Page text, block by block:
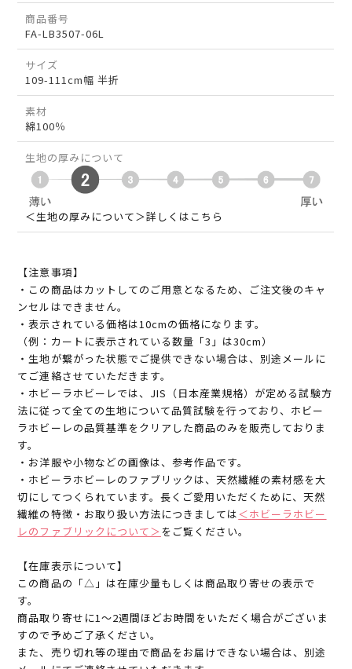
商品番号
FA-LB3507-06L
サイズ
109-111cm幅 半折
素材
綿100％
生地の厚みについて
＜生地の厚みについて＞詳しくはこちら
【注意事項】
・この商品はカットしてのご用意となるため、ご注文後のキャ
ンセルはできません。
・表示されている価格は10cmの価格になります。
（例：カートに表示されている数量「3」は30cm）
・生地が繋がった状態でご提供できない場合は、別途メールに
てご連絡させていただきます。
・ホビーラホビーレでは、JIS（日本産業規格）が定める試験方
法に従って全ての生地について品質試験を行っており、ホビー
ラホビーレの品質基準をクリアした商品のみを販売しておりま
す。
・お洋服や小物などの画像は、参考作品です。
・ホビーラホビーレのファブリックは、天然繊維の素材感を大
切にしてつくられています。長くご愛用いただくために、天然
繊維の特徴・お取り扱い方法につきましては＜ホビーラホビー
レのファブリックについて＞ をご覧ください。
【在庫表示について】
この商品の「△」は在庫少量もしくは商品取り寄せの表示で
す。
商品取り寄せに1～2週間ほどお時間をいただく場合がございま
すので予めご了承ください。
また、売り切れ等の理由で商品をお届けできない場合は、別途